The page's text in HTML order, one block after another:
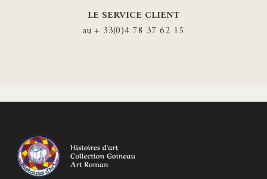
LE SERVICE CLIENT
au + 33(0)4 78 37 62 15